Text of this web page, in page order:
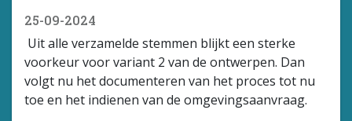
25-09-2024
Uit alle verzamelde stemmen blijkt een sterke
voorkeur voor variant 2 van de ontwerpen. Dan
volgt nu het documenteren van het proces tot nu
toe en het indienen van de omgevingsaanvraag.